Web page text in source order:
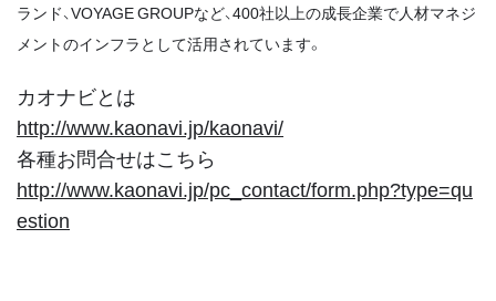
ランド、VOYAGE GROUPなど、400社以上の成長企業で人材マネジ
メントのインフラとして活用されています。
カオナビとは
http://www.kaonavi.jp/kaonavi/
各種お問合せはこちら
http://www.kaonavi.jp/pc_contact/form.php?type=qu
estion